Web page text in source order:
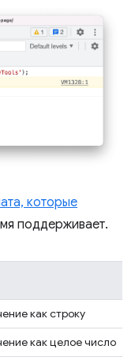
которые
поддерживает.
как строку
как целое число